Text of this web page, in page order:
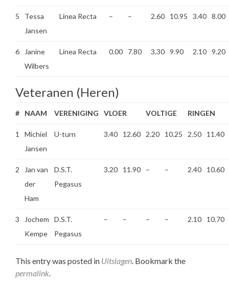
5
Tessa
Jansen
Linea Recta – – 2.60 10.95 3.40 8.00
6
Janine
Wilbers
Linea Recta 0.00 7.80 3.30 9.90 2.10 9.20
Veteranen (Heren)
# NAAM VERENIGING VLOER VOLTIGE RINGEN
1
Michiel
Jansen
U-turn 3.40 12.60 2.20 10.25 2.50 11.40
2
Jan van
der
Ham
D.S.T.
Pegasus
3.20 11.90 – – 2.40 10.60
3
Jochem
Kempe
D.S.T.
Pegasus
– – – – 2.10 10.70
This entry was posted in Uitslagen. Bookmark the
permalink.